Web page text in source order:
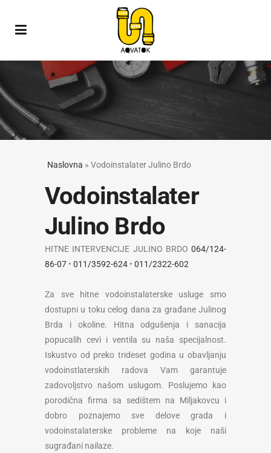
Naslovna » Vodoinstalater Julino Brdo
Vodoinstalater
Julino Brdo
HITNE INTERVENCIJE JULINO BRDO 064/124-
86-07 • 011/3592-624 • 011/2322-602
Za sve hitne vodoinstalaterske usluge smo
dostupni u toku celog dana za građane Julinog
Brda i okoline. Hitna odgušenja i sanacija
popucalih cevi i ventila su naša specijalnost.
Iskustvo od preko trideset godina u obavljanju
vodoinstlaterskih radova Vam garantuje
zadovoljstvo našom uslugom. Poslujemo kao
porodična firma sa sedištem na Miljakovcu i
dobro poznajemo sve delove grada i
vodoinstalaterske probleme na koje naši
sugrađani nailaze.